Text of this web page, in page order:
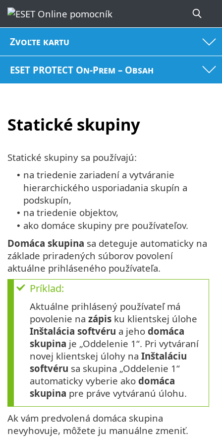
Zvoľte kartu
ESET PROTECT On-Prem – Obsah
Statické skupiny
Statické skupiny sa používajú:
• na triedenie zariadení a vytváranie
hierarchického usporiadania skupín a
podskupín,
• na triedenie objektov,
• ako domáce skupiny pre používateľov.
Domáca skupina sa deteguje automaticky na
základe priradených súborov povolení
aktuálne prihláseného používateľa.
Príklad:
Aktuálne prihlásený používateľ má
povolenie na zápis ku klientskej úlohe
Inštalácia softvéru a jeho domáca
skupina je „Oddelenie 1“. Pri vytváraní
novej klientskej úlohy na Inštaláciu
softvéru sa skupina „Oddelenie 1“
automaticky vyberie ako domáca
skupina pre práve vytváranú úlohu.
Ak vám predvolená domáca skupina
nevyhovuje, môžete ju manuálne zmeniť.